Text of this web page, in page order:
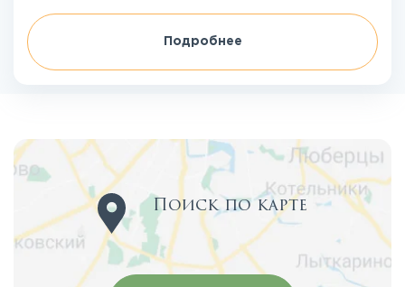
Подробнее
Поиск по карте